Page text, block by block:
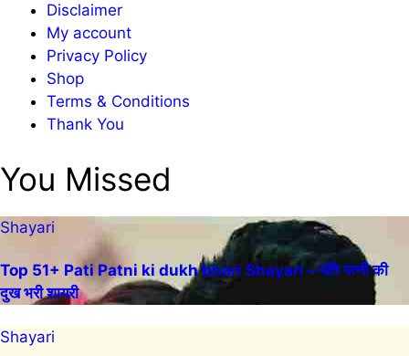
Disclaimer
My account
Privacy Policy
Shop
Terms & Conditions
Thank You
You Missed
Shayari
Top 51+ Pati Patni ki dukh bhari Shayari – पति पत्नी की
दुख भरी शायरी
Shayari